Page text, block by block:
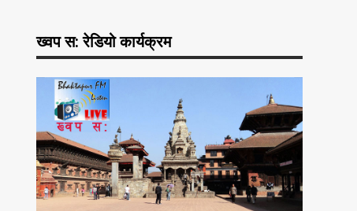
ख्वप स: रेडियो कार्यक्रम